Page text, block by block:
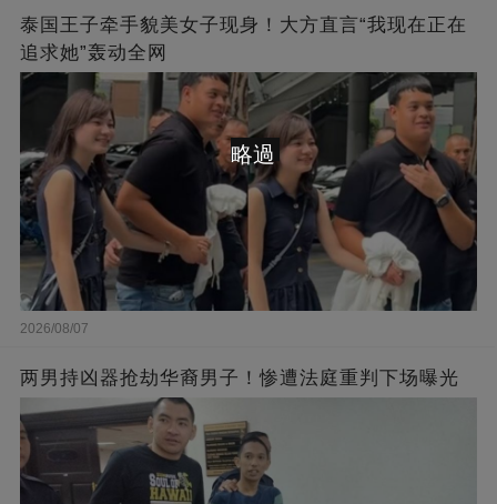
泰国王子牵手貌美女子现身！大方直言“我现在正在
追求她”轰动全网
2026/08/07
两男持凶器抢劫华裔男子！惨遭法庭重判下场曝光
略過